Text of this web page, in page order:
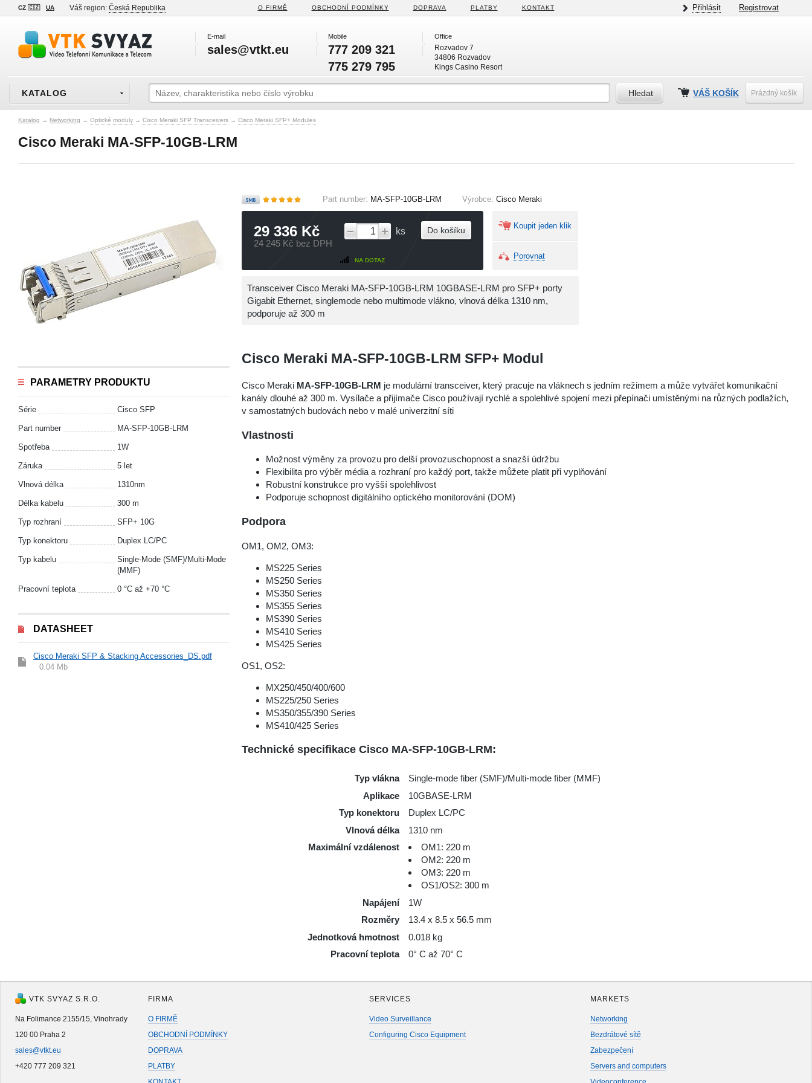
CZ 🇨🇿 UA Váš region: Česká Republika O FIRMĚ OBCHODNÍ PODMÍNKY DOPRAVA PLATBY KONTAKT Přihlásit Registrovat
E-mail
sales@vtkt.eu
Mobile
777 209 321
775 279 795
Office
Rozvadov 7
34806 Rozvadov
Kings Casino Resort
KATALOG VÁŠ KOŠÍK Prázdný košík
Katalog → Networking → Optické moduly → Cisco Meraki SFP Transceivers → Cisco Meraki SFP+ Modules
Cisco Meraki MA-SFP-10GB-LRM
PARAMETRY PRODUKTU
Série Cisco SFP
Part number MA-SFP-10GB-LRM
Spotřeba 1W
Záruka 5 let
Vlnová délka 1310nm
Délka kabelu 300 m
Typ rozhraní SFP+ 10G
Typ konektoru Duplex LC/PC
Typ kabelu
Single-Mode (SMF)/Multi-Mode
(MMF)
Pracovní teplota 0 °С až +70 °C
DATASHEET
Cisco Meraki SFP & Stacking Accessories_DS.pdf
0.04 Mb
Part number: MA-SFP-10GB-LRM Výrobce: Cisco Meraki
29 336 Kč
24 245 Kč bez DPH
ks
NA DOTAZ
Do košíku Koupit jeden klik
Porovnat
Transceiver Cisco Meraki MA-SFP-10GB-LRM 10GBASE-LRM pro SFP+ porty
Gigabit Ethernet, singlemode nebo multimode vlákno, vlnová délka 1310 nm,
podporuje až 300 m
Cisco Meraki MA-SFP-10GB-LRM SFP+ Modul
Cisco Meraki MA-SFP-10GB-LRM je modulární transceiver, který pracuje na vláknech s jedním režimem a může vytvářet komunikační
kanály dlouhé až 300 m. Vysílače a přijímače Cisco používají rychlé a spolehlivé spojení mezi přepínači umístěnými na různých podlažích,
v samostatných budovách nebo v malé univerzitní síti
Vlastnosti
Možnost výměny za provozu pro delší provozuschopnost a snazší údržbu
Flexibilita pro výběr média a rozhraní pro každý port, takže můžete platit při vyplňování
Robustní konstrukce pro vyšší spolehlivost
Podporuje schopnost digitálního optického monitorování (DOM)
Podpora
OM1, OM2, OM3:
MS225 Series
MS250 Series
MS350 Series
MS355 Series
MS390 Series
MS410 Series
MS425 Series
OS1, OS2:
MX250/450/400/600
MS225/250 Series
MS350/355/390 Series
MS410/425 Series
Technické specifikace Cisco MA-SFP-10GB-LRM:
Typ vlákna
Single-mode fiber (SMF)/Multi-mode fiber (MMF)
Аplikace
10GBASE-LRM
Typ konektoru
Duplex LC/PC
Vlnová délka
1310 nm
Maximální vzdálenost
OM1: 220 m
OM2: 220 m
OM3: 220 m
OS1/OS2: 300 m
Napájení
1W
Rozměry
13.4 x 8.5 x 56.5 mm
Jednotková hmotnost
0.018 kg
Pracovní teplota
0° C až 70° C
VTK SVYAZ S.R.O.
Na Folimance 2155/15, Vinohrady
120 00 Praha 2
sales@vtkt.eu
+420 777 209 321
FIRMA
O FIRMĚ
OBCHODNÍ PODMÍNKY
DOPRAVA
PLATBY
SERVICES
Video Surveillance
Configuring Cisco Equipment
MARKETS
Networking
Bezdrátové sítě
Zabezpečení
Servers and computers